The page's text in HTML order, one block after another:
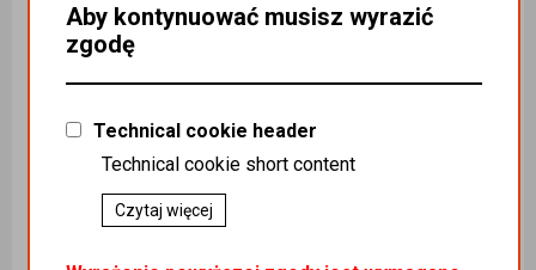
GENERAL FRESH SPLASH Płyn uniwersalny o zapachu cytrusowym 1L
Kategoria: AGD / AG DOM /
Aby kontynuować musisz wyrazić
zgodę
Technical cookie header
Technical cookie short content
Czytaj więcej